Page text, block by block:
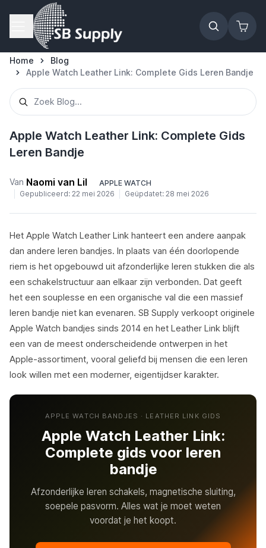
Ga naar de inhoud
Home
Blog
Apple Watch Leather Link: Complete Gids Leren Bandje
Apple Watch Leather Link: Complete Gids
Leren Bandje
Van Naomi van Lil
APPLE WATCH
Gepubliceerd: 22 mei 2026 Geüpdatet: 28 mei 2026
Het Apple Watch Leather Link hanteert een andere aanpak
dan andere leren bandjes. In plaats van één doorlopende
riem is het opgebouwd uit afzonderlijke leren stukken die als
een schakelstructuur aan elkaar zijn verbonden. Dat geeft
het een souplesse en een organische val die een massief
leren bandje niet kan evenaren. SB Supply verkoopt originele
Apple Watch bandjes sinds 2014 en het Leather Link blijft
een van de meest onderscheidende ontwerpen in het
Apple-assortiment, vooral geliefd bij mensen die een leren
look willen met een moderner, eigentijdser karakter.
APPLE WATCH BANDJES · LEATHER LINK GIDS
Apple Watch Leather Link:
Complete gids voor leren
bandje
Afzonderlijke leren schakels, magnetische sluiting,
soepele pasvorm. Alles wat je moet weten
voordat je het koopt.